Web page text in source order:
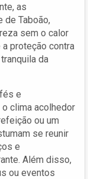
as
de Taboão,
sem o calor
proteção contra
da
e
clima acolhedor
ou um
se reunir
e
Além disso,
ou eventos